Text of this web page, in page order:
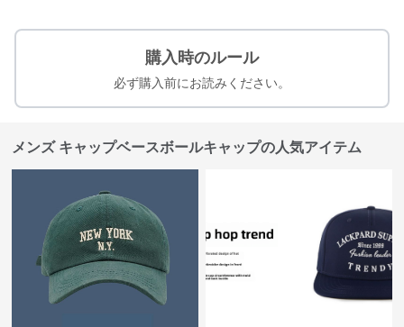
購入時のルール
必ず購入前にお読みください。
メンズ キャップベースボールキャップの人気アイテム